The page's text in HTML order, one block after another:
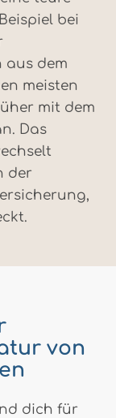
bei
aus dem
meisten
mit dem
Das
der
von
dich für